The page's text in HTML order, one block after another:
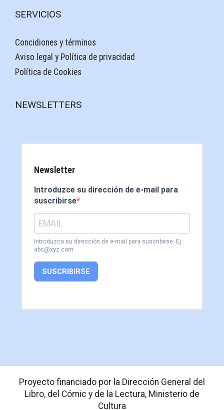
SERVICIOS
Concidiones y términos
Aviso legal y Política de privacidad
Política de Cookies
NEWSLETTERS
Newsletter
Introduzce su dirección de e-mail para
suscribirse
Introduzca su dirección de e-mail para suscribirse. Ej.:
abc@xyz.com
SUSCRIBIRSE
Proyecto financiado por la Dirección General del
Libro, del Cómic y de la Lectura, Ministerio de
Cultura